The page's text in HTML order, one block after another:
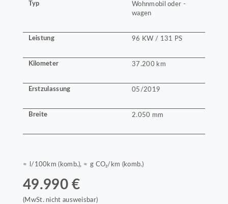
Typ
Wohnmobil oder -
wagen
Leistung 96 KW / 131 PS
Kilometer 37.200 km
Erstzulassung 05/2019
Breite 2.050 mm
≈ l/100km (komb.), ≈ g CO₂/km (komb.)
49.990 €
(MwSt. nicht ausweisbar)